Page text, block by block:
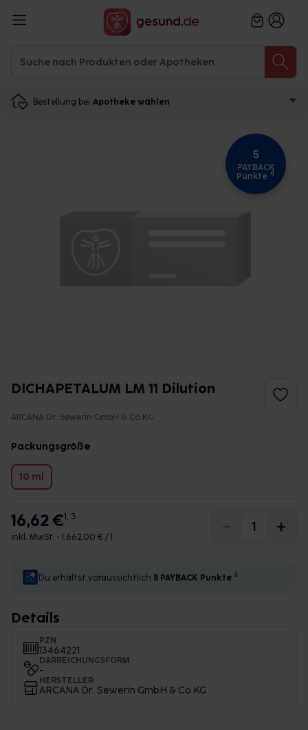
Bestellung bei Apotheke wählen
5
PAYBACK
Punkte 4
DICHAPETALUM LM 11 Dilution
ARCANA Dr. Sewerin GmbH & Co.KG
Packungsgröße
10 ml
16,62 €1, 3
inkl. MwSt. • 1.662,00 € / l
Du erhältst voraussichtlich 5 PAYBACK Punkte 4
Details
PZN
13464221
DARREICHUNGSFORM
-
HERSTELLER
ARCANA Dr. Sewerin GmbH & Co.KG